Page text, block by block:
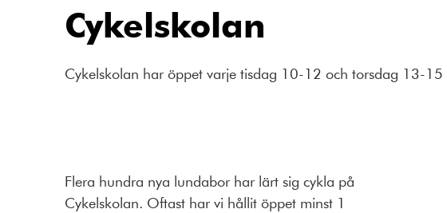
Cykelskolan
Cykelskolan har öppet varje tisdag 10-12 och torsdag 13-15
Flera hundra nya lundabor har lärt sig cykla på
Cykelskolan. Oftast har vi hållit öppet minst 1